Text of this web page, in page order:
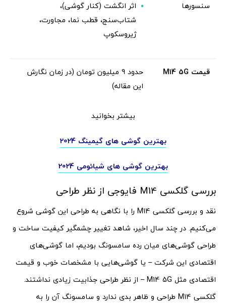
سنسورها
اثر انگشت (کنار گوشی)،
شتاب‌سنج، قطب نما، مجاورت،
ژیروسکوپ
قیمت M14 5G
حدود 9 میلیون تومان (در زمان نگارش
این مقاله)
بیشتر بخوانید
بهترین گوشی های گیمینگ 2024
بهترین گوشی های شیائومی 2024
بررسی گلکسی M14 فایوجی از نظر طراحی
نقد و بررسی گلکسی M14 را با نگاهی به طراحی این گوشی شروع
می‌کنیم. در چند سال اخیر، شاهد تغییر چشمگیر کیفیت ساخت و
طراحی گوشی‌های میان رده سامسونگ بودیم، اما گوشی‌های
اقتصادی این شرکت – یا گوشی‌هایی با مشخصات خوب و قیمت
اقتصادی مثل M14 5G – از نظر طراحی جذابیت زیادی نداشتند.
گلکسی M14 طراحی و ظاهر بدی ندارد و سامسونگ آن را به